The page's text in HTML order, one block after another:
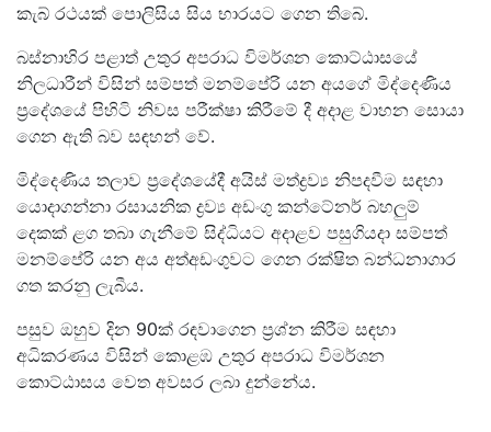
කැබ් රථයක් පොලිසිය සිය භාරයට ගෙන තිබේ.
බස්නාහිර පළාත් උතුර අපරාධ විමර්ශන කොට්ඨාසයේ
නිලධාරීන් විසින් සම්පත් මනම්පේරි යන අයගේ මිද්දෙණිය
ප්‍රදේශයේ පිහිටි නිවස පරීක්ෂා කිරීමේ දී අදාළ වාහන සොයා
ගෙන ඇති බව සඳහන් වේ.
මිද්දෙණිය තලාව ප්‍රදේශයේදී අයිස් මත්ද්‍රව්‍ය නිපදවීම සඳහා
යොදාගන්නා රසායනික ද්‍රව්‍ය අඩංගු කන්ටේනර් බහලුම්
දෙකක් ළග තබා ගැනීමේ සිද්ධියට අදාළව පසුගියදා සම්පත්
මනම්පේරි යන අය අත්අඩංගුවට ගෙන රක්ෂිත බන්ධනාගාර
ගත කරනු ලැබීය.
පසුව ඔහුව දින 90ක් රඳවාගෙන ප්‍රශ්න කිරීම සඳහා
අධිකරණය විසින් කොළඹ උතුර අපරාධ විමර්ශන
කොට්ඨාසය වෙත අවසර ලබා දුන්නේය.